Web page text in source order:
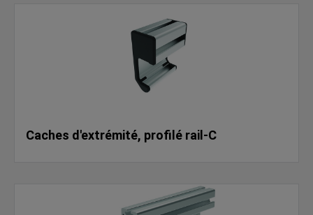
Caches d'extrémité, profilé rail-C